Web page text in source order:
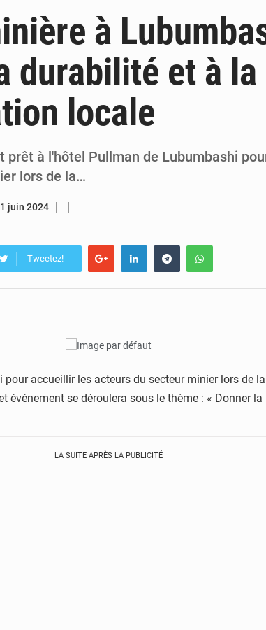
Fiscalité numérique : Seules les startups bénéficient de l’exonération, mais l’arrêté
RDC : Kinshasa annonce des analyses croisées après des allégations sur des traces
Comment des milliers d’Africains protègent et font fructifier
à
durabilité et à la
locale
prêt à l'hôtel Pullman de Lubumbashi
lors de la…
juin 2024
Tweetez!
accueillir les acteurs du secteur minier lors de
événement se déroulera sous le thème : « Donner
LA SUITE APRÈS LA PUBLICITÉ